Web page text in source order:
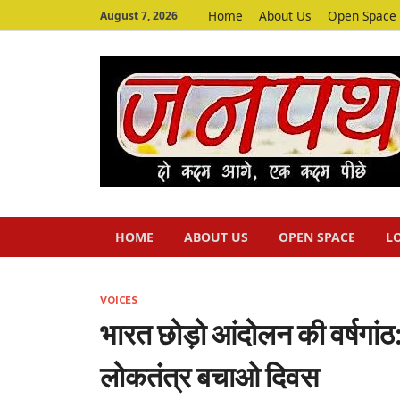
August 7, 2026 Home About Us Open Space
HOME ABOUT US OPEN SPACE
VOICES
भारत छोड़ो आंदोलन की
लोकतंत्र बचाओ दिवस